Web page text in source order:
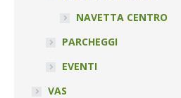
NAVETTA CENTRO
PARCHEGGI
EVENTI
VAS